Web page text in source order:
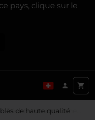
pays, clique sur le
de haute qualité